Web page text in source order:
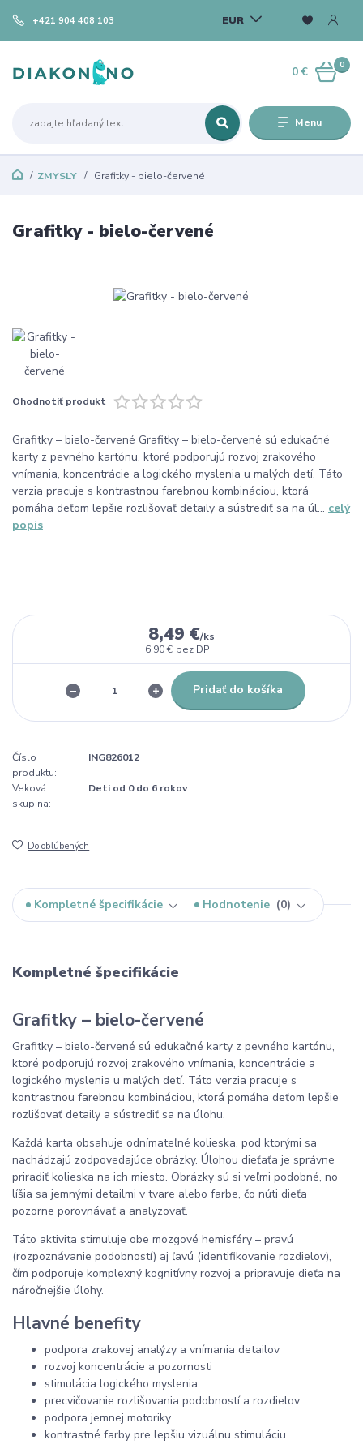
Menu
EUR
+421 904 408 103
0
0 €
ZMYSLY Grafitky - bielo-červené
Grafitky - bielo-červené
Ohodnotiť produkt
Grafitky – bielo-červené Grafitky – bielo-červené sú edukačné
karty z pevného kartónu, ktoré podporujú rozvoj zrakového
vnímania, koncentrácie a logického myslenia u malých detí. Táto
verzia pracuje s kontrastnou farebnou kombináciou, ktorá
pomáha deťom lepšie rozlišovať detaily a sústrediť sa na úl... celý
popis
8,49 €/ks
6,90 € bez DPH
Pridať do košíka
Číslo
produktu:
ING826012
Veková
skupina:
Deti od 0 do 6 rokov
Do obľúbených
Kompletné špecifikácie Hodnotenie 0
Kompletné špecifikácie
Grafitky – bielo-červené
Grafitky – bielo-červené sú edukačné karty z pevného kartónu,
ktoré podporujú rozvoj zrakového vnímania, koncentrácie a
logického myslenia u malých detí. Táto verzia pracuje s
kontrastnou farebnou kombináciou, ktorá pomáha deťom lepšie
rozlišovať detaily a sústrediť sa na úlohu.
Každá karta obsahuje odnímateľné kolieska, pod ktorými sa
nachádzajú zodpovedajúce obrázky. Úlohou dieťaťa je správne
priradiť kolieska na ich miesto. Obrázky sú si veľmi podobné, no
líšia sa jemnými detailmi v tvare alebo farbe, čo núti dieťa
pozorne porovnávať a analyzovať.
Táto aktivita stimuluje obe mozgové hemisféry – pravú
(rozpoznávanie podobností) aj ľavú (identifikovanie rozdielov),
čím podporuje komplexný kognitívny rozvoj a pripravuje dieťa na
náročnejšie úlohy.
Hlavné benefity
podpora zrakovej analýzy a vnímania detailov
rozvoj koncentrácie a pozornosti
stimulácia logického myslenia
precvičovanie rozlišovania podobností a rozdielov
podpora jemnej motoriky
kontrastné farby pre lepšiu vizuálnu stimuláciu